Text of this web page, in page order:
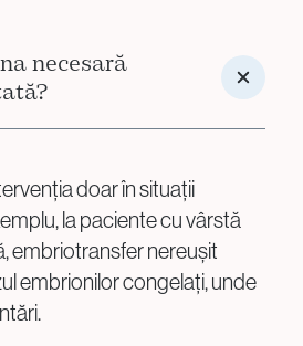
necesară
doar în situații
la paciente cu vârstă
embriotransfer nereușit
embrionilor congelați, unde